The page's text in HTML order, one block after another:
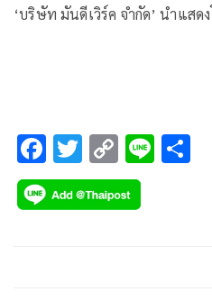
‘บริษัท มันดีเวิร์ค จำกัด’ นำแส
F
ac
e
T
wi
tt
C
o
p
Li